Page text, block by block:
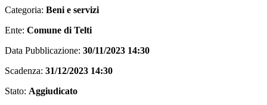
Categoria: Beni e servizi
Ente: Comune di Telti
Data Pubblicazione: 30/11/2023 14:30
Scadenza: 31/12/2023 14:30
Stato: Aggiudicato